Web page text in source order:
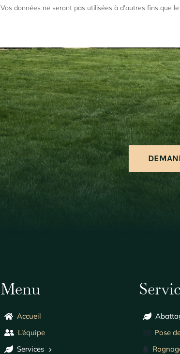
Vos données ne seront pas utilisées à d'autres fins que
Menu
Accueil
L’équipe
Services
Pose